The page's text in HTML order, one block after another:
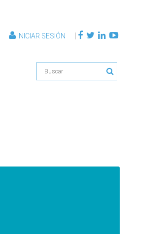
INICIAR SESIÓN |